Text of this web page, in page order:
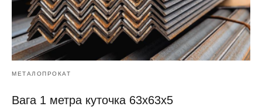
МЕТАЛОПРОКАТ
Вага 1 метра куточка 63х63х5